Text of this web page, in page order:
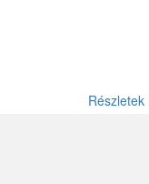
Részletek